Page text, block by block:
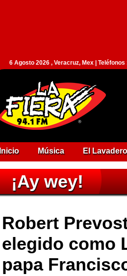
6 Agosto 2026 , Veracruz, Mex | Teléfonos
Inicio Música El Lavadero
¡Ay wey!
Robert
elegido como
papa